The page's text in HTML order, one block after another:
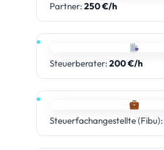
Partner: 250 €/h
Steuerberater: 200 €/h
Steuerfachangestellte (Fibu):